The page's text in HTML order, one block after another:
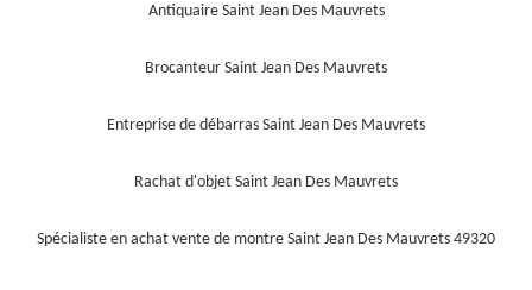
Antiquaire Saint Jean Des Mauvrets
Brocanteur Saint Jean Des Mauvrets
Entreprise de débarras Saint Jean Des Mauvrets
Rachat d'objet Saint Jean Des Mauvrets
Spécialiste en achat vente de montre Saint Jean Des Mauvrets 49320